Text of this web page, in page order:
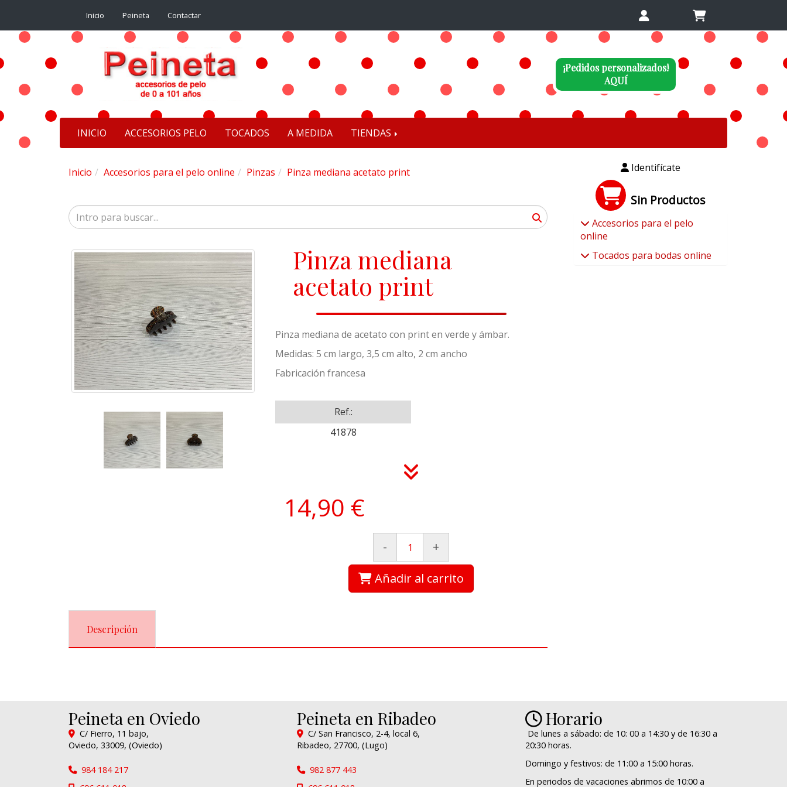
Inicio Peineta Contactar
¡Pedidos personalizados!
AQUÍ
INICIO ACCESORIOS PELO TOCADOS A MEDIDA TIENDAS
Inicio Accesorios para el pelo online Pinzas Pinza mediana acetato print
Pinza mediana
acetato print
Pinza mediana de acetato con print en verde y ámbar.
Medidas: 5 cm largo, 3,5 cm alto, 2 cm ancho
Fabricación francesa
Ref.:
41878
14,90 €
-
+
Añadir al carrito
Descripción
Identifícate
Sin Productos
Accesorios para el pelo
online
Tocados para bodas online
Peineta en Oviedo
C/ Fierro, 11 bajo,
Oviedo, 33009, (Oviedo)
984 184 217
Peineta en Ribadeo
C/ San Francisco, 2-4, local 6,
Ribadeo, 27700, (Lugo)
982 877 443
Horario
De lunes a sábado: de 10: 00 a 14:30 y de 16:30 a
20:30 horas.
Domingo y festivos: de 11:00 a 15:00 horas.
En periodos de vacaciones abrimos de 10:00 a